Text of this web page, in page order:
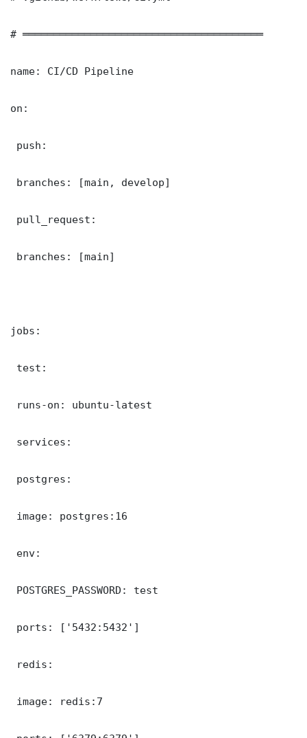
# ═══════════════════════════════════════
name: CI/CD Pipeline
on:
push:
branches: [main, develop]
pull_request:
branches: [main]
jobs:
test:
runs-on: ubuntu-latest
services:
postgres:
image: postgres:16
env:
POSTGRES_PASSWORD: test
ports: ['5432:5432']
redis:
image: redis:7